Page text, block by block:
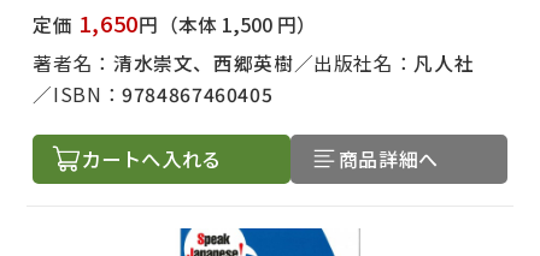
定価 1,650円 （本体 1,500 円）
著者名： 清水崇文、西郷英樹 出版社名： 凡人社
ISBN：9784867460405
カートへ入れる 商品詳細へ